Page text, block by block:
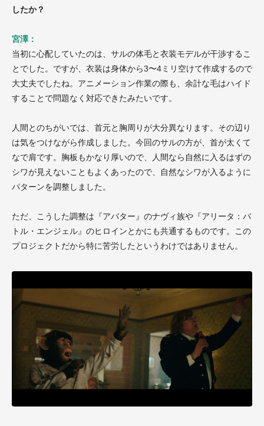
したか？
宮澤：
当初に心配していたのは、サルの体毛と衣装モデルが干渉するこ
とでした。ですが、衣装は身体から3〜4ミリ空けて作成するので
大丈夫でしたね。アニメーション作業の際も、余計な毛はハイド
することで問題なく対応できたみたいです。
人間とのちがいでは、首元と胸周りが大分異なります。その辺り
は気をつけながら作成しました。今回のサルの方が、首が太くて
なで肩です。胸板もかなり厚いので、人間なら自然に入るはずの
シワが見えないこともよくあったので、自然なシワが入るように
パターンを調整しました。
ただ、こうした調整は『アバター』のナヴィ族や『アリータ：バ
トル・エンジェル』のヒロインとかにも共通するものです。この
プロジェクトだから特に苦労したというわけではありません。